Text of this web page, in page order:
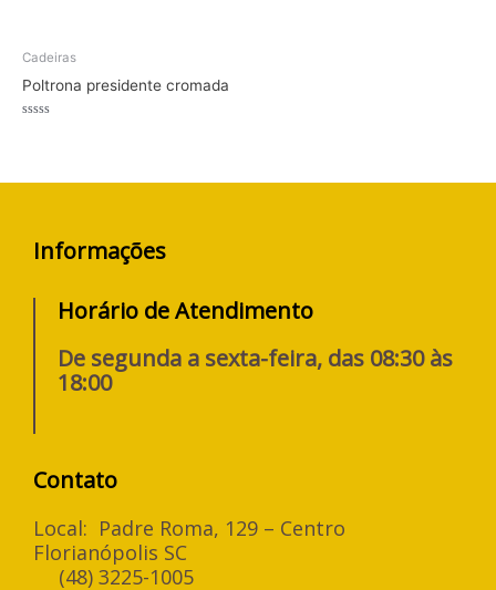
Cadeiras
Poltrona presidente cromada
Informações
Horário de Atendimento
De segunda a sexta-feira, das 08:30 às
18:00
Contato
Local: Padre Roma, 129 – Centro
Florianópolis SC
(48) 3225-1005